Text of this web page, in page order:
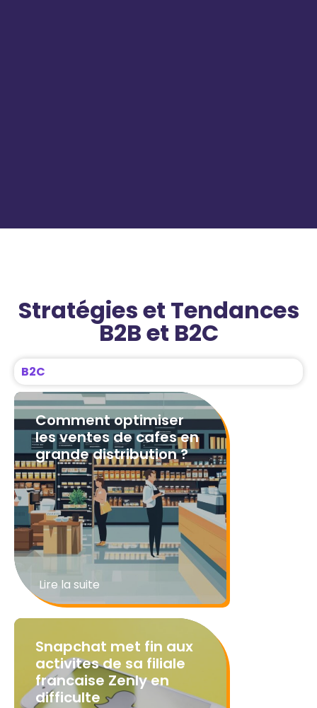
Stratégies et Tendances
B2B et B2C
B2C
Comment optimiser
les ventes de cafes en
grande distribution ?
L’univers du café en grande
distribution est un secteur
compétitif qui ne cesse …
Lire la suite
Snapchat met fin aux
activites de sa filiale
francaise Zenly en
difficulte